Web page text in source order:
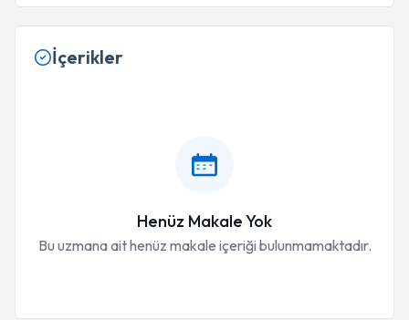
İçerikler
Henüz Makale Yok
Bu uzmana ait henüz makale içeriği bulunmamaktadır.